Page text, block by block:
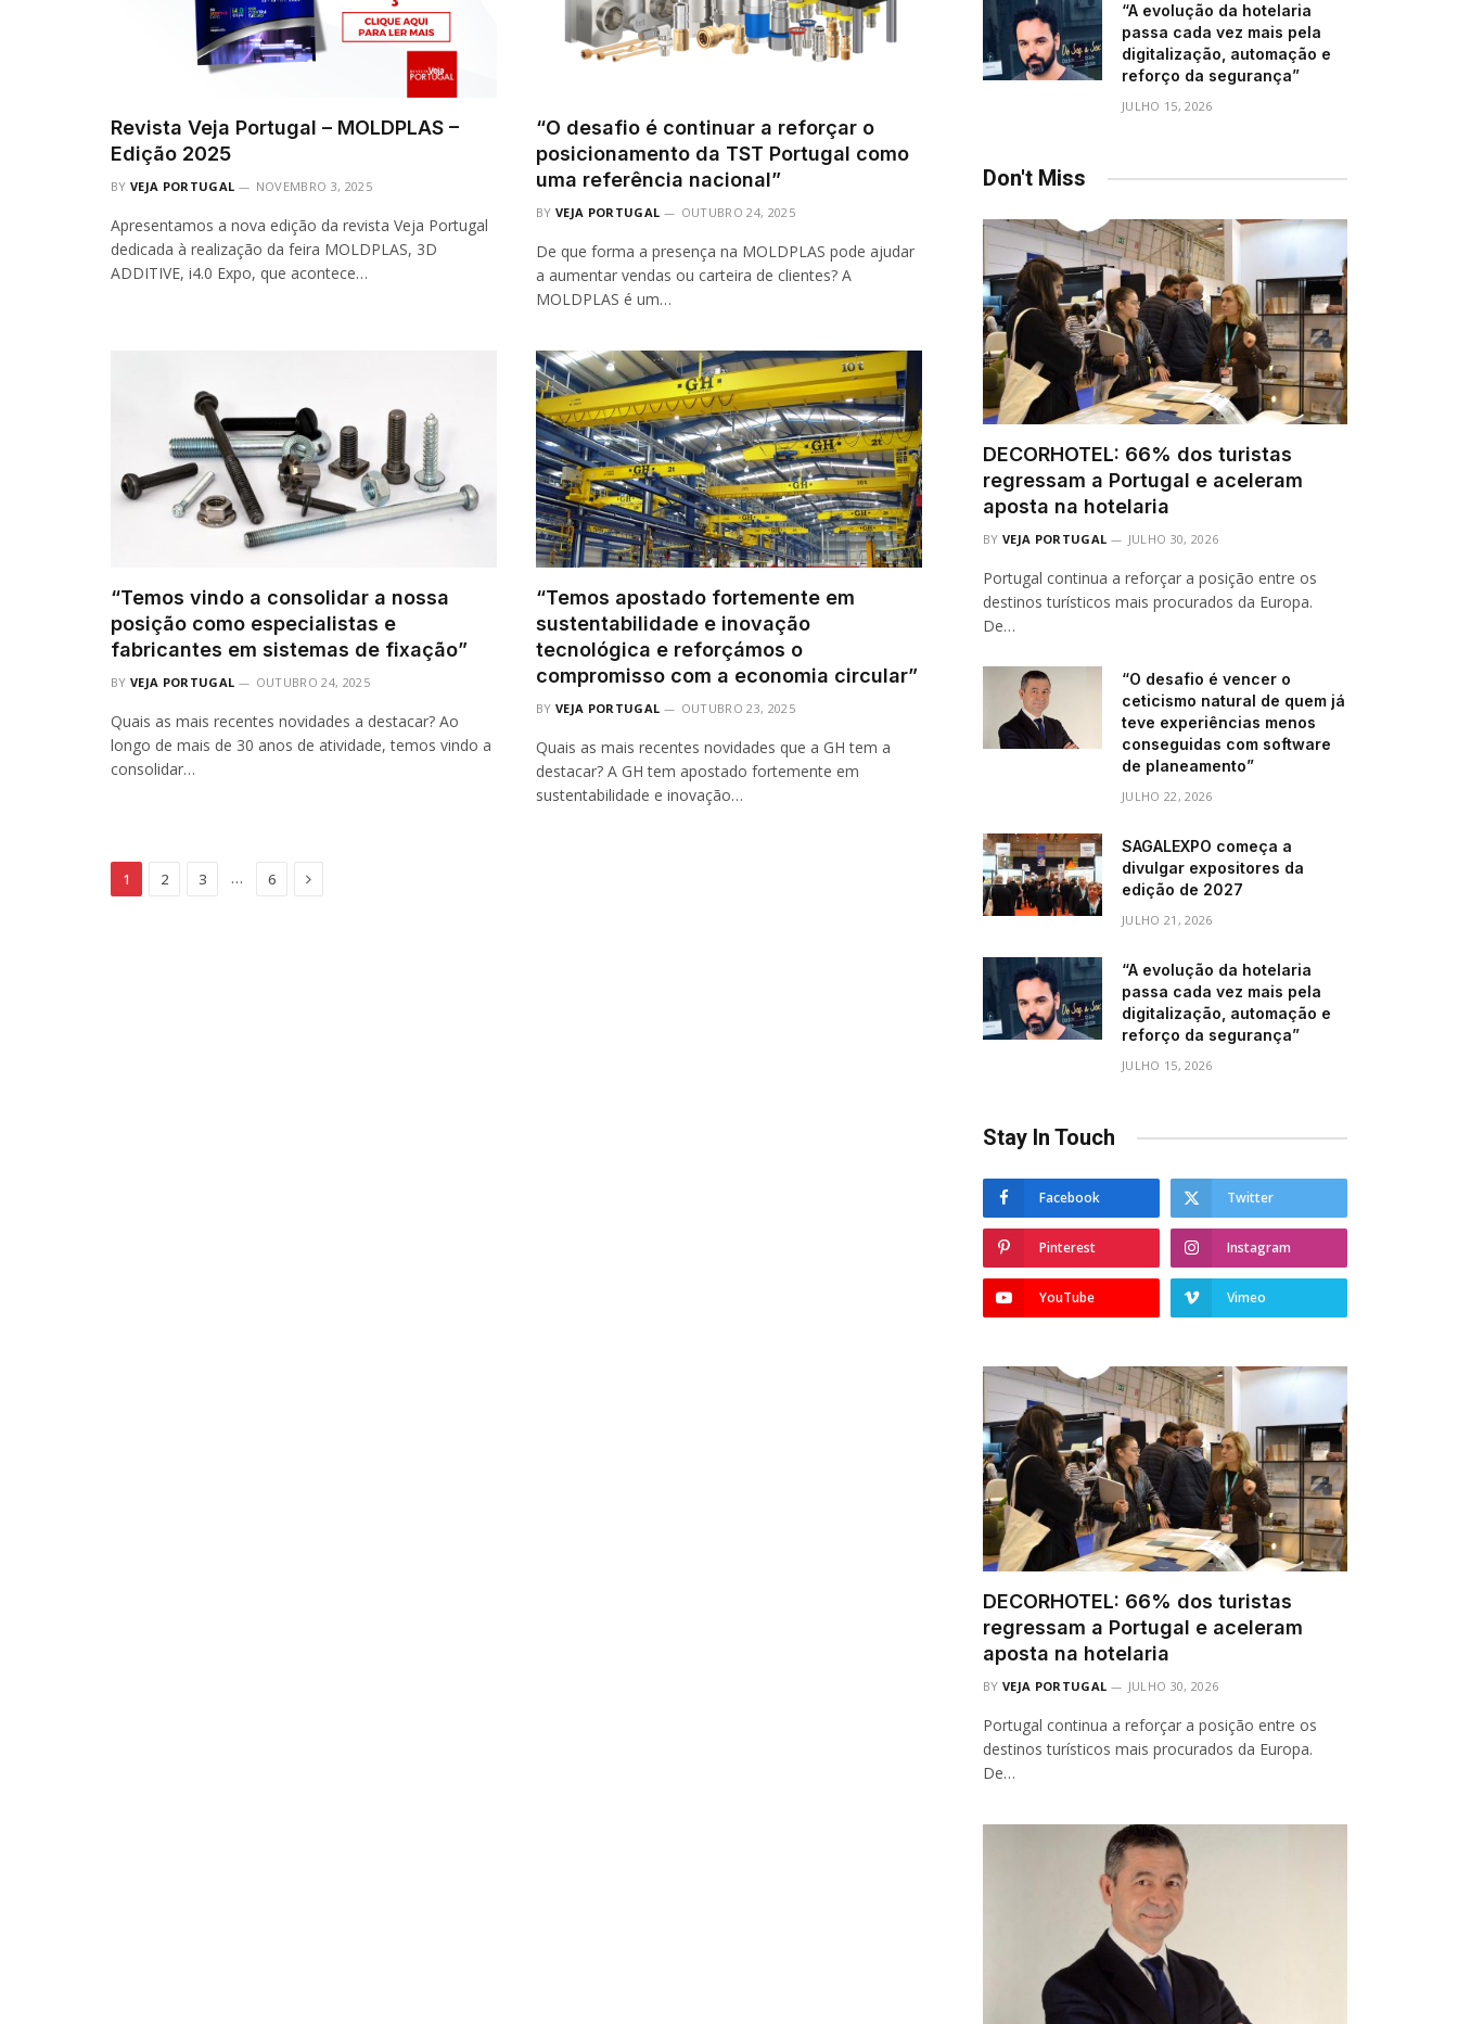
Revista Veja Portugal – MOLDPLAS –
Edição 2025
BY VEJA PORTUGAL NOVEMBRO 3, 2025
Apresentamos a nova edição da revista Veja Portugal
dedicada à realização da feira MOLDPLAS, 3D
ADDITIVE, i4.0 Expo, que acontece…
“O desafio é continuar a reforçar o
posicionamento da TST Portugal como
uma referência nacional”
BY VEJA PORTUGAL OUTUBRO 24, 2025
De que forma a presença na MOLDPLAS pode ajudar
a aumentar vendas ou carteira de clientes? A
MOLDPLAS é um…
“Temos vindo a consolidar a nossa
posição como especialistas e
fabricantes em sistemas de fixação”
BY VEJA PORTUGAL OUTUBRO 24, 2025
Quais as mais recentes novidades a destacar? Ao
longo de mais de 30 anos de atividade, temos vindo a
consolidar…
“Temos apostado fortemente em
sustentabilidade e inovação
tecnológica e reforçámos o
compromisso com a economia circular”
BY VEJA PORTUGAL OUTUBRO 23, 2025
Quais as mais recentes novidades que a GH tem a
destacar? A GH tem apostado fortemente em
sustentabilidade e inovação…
1 2 3 … 6 Next
“A evolução da hotelaria
passa cada vez mais pela
digitalização, automação e
reforço da segurança”
JULHO 15, 2026
Don't Miss
DECORHOTEL: 66% dos turistas
regressam a Portugal e aceleram
aposta na hotelaria
BY VEJA PORTUGAL JULHO 30, 2026
Portugal continua a reforçar a posição entre os
destinos turísticos mais procurados da Europa.
De…
“O desafio é vencer o
ceticismo natural de quem já
teve experiências menos
conseguidas com software
de planeamento”
JULHO 22, 2026
SAGALEXPO começa a
divulgar expositores da
edição de 2027
JULHO 21, 2026
“A evolução da hotelaria
passa cada vez mais pela
digitalização, automação e
reforço da segurança”
JULHO 15, 2026
Stay In Touch
Facebook Twitter
Pinterest Instagram
YouTube Vimeo
DECORHOTEL: 66% dos turistas
regressam a Portugal e aceleram
aposta na hotelaria
BY VEJA PORTUGAL JULHO 30, 2026
Portugal continua a reforçar a posição entre os
destinos turísticos mais procurados da Europa.
De…